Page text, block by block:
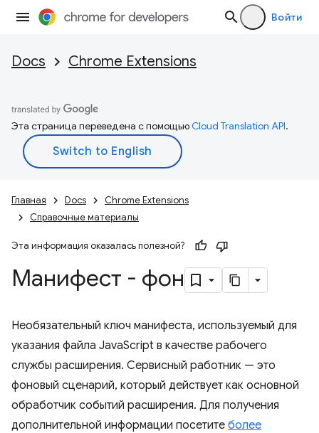
Войти
Docs Chrome Extensions
Эта страница переведена с помощьюCloud Translation API.
Главная Docs
Chrome Extensions
Справочные материалы
Эта информация оказалась полезной?
Манифест - фон
Необязательный ключ манифеста, используемый для
указания файла JavaScript в качестве рабочего
службы расширения. Сервисный работник — это
фоновый сценарий, который действует как основной
обработчик событий расширения. Для получения
дополнительной информации посетите более